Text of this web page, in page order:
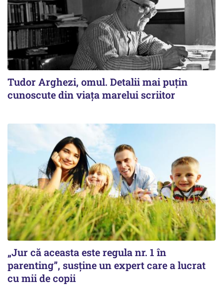
Tudor Arghezi, omul. Detalii mai puţin
cunoscute din viaţa marelui scriitor
„Jur că aceasta este regula nr. 1 în
parenting”, susține un expert care a lucrat
cu mii de copii